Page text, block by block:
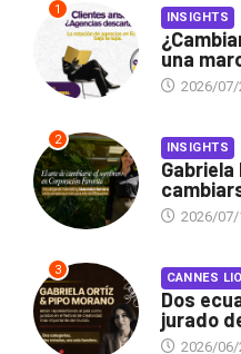
1 INSIGHTS
una
2026/07/
2 INSIGHTS
2026/07/
3 CANNES
Dos
jurado
2026/06/